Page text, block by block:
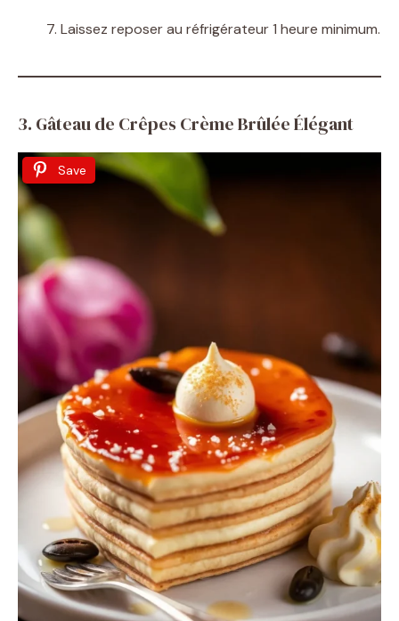
Laissez reposer au réfrigérateur 1 heure minimum.
3. Gâteau de Crêpes Crème Brûlée Élégant
Save